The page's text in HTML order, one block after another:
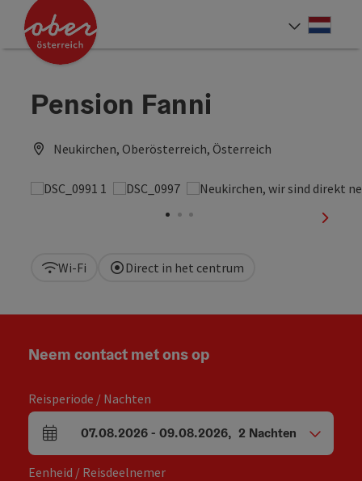
Inhoud Accesskey
[0]
Navigatie Accesskey
[1]
Paginabegin
Contact Accesskey
[3]
Zoek Accesskey
Impressum
Hoe deze website te gebruiken?
Startpagina
Pension Fanni
Neukirchen, Oberösterreich, Österreich
Wi-Fi Direct in het centrum
Neem contact met ons op
Reisperiode / Nachten
Velden voor aankomst en vertrek
07.08.2026- 09.08.2026, 2 Nachten
Eenheid / Reisdeelnemer